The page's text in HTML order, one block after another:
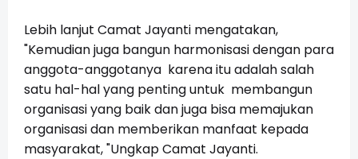
Lebih lanjut Camat Jayanti mengatakan,
"Kemudian juga bangun harmonisasi dengan para
anggota-anggotanya karena itu adalah salah
satu hal-hal yang penting untuk membangun
organisasi yang baik dan juga bisa memajukan
organisasi dan memberikan manfaat kepada
masyarakat, "Ungkap Camat Jayanti.